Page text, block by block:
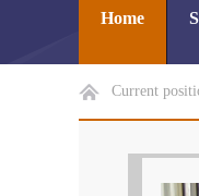
Home
Current